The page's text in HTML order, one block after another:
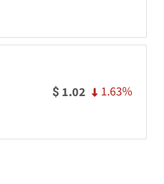
$ 1.02 1.63%